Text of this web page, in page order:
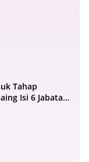
Tahap
Isi 6 Jabatan